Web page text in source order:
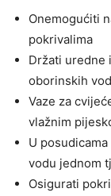
Onemogućiti
pokrivalima
Držati uredne
oborinskih
Vaze za
vlažnim
U
vodu jednom
Osigurati